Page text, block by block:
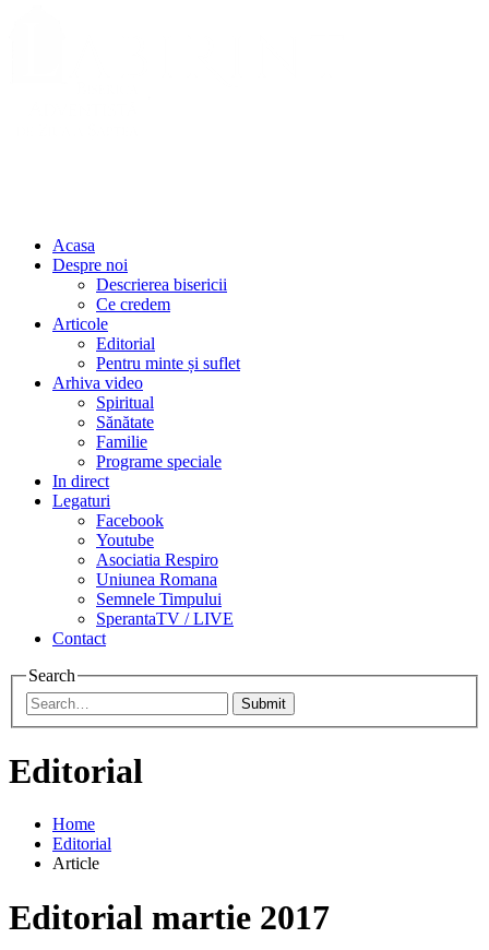
Acasa
Despre noi
Descrierea bisericii
Ce credem
Articole
Editorial
Pentru minte și suflet
Arhiva video
Spiritual
Sănătate
Familie
Programe speciale
In direct
Legaturi
Facebook
Youtube
Asociatia Respiro
Uniunea Romana
Semnele Timpului
SperantaTV / LIVE
Contact
Search
Submit
Editorial
Home
Editorial
Article
Editorial martie 2017